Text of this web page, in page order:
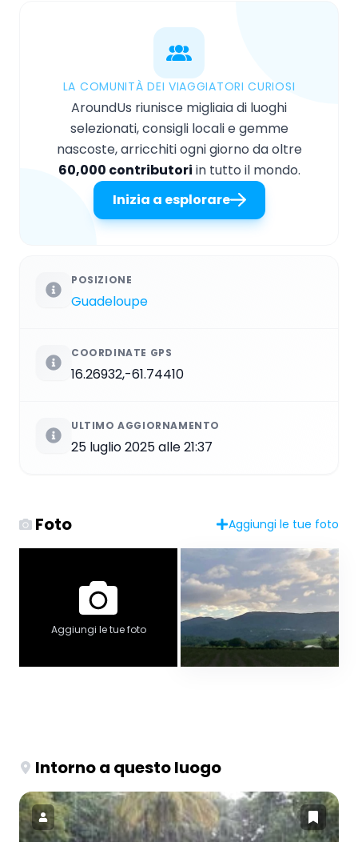
LA COMUNITÀ DEI VIAGGIATORI CURIOSI
AroundUs riunisce migliaia di luoghi
selezionati, consigli locali e gemme
nascoste, arricchiti ogni giorno da oltre
60,000 contributori in tutto il mondo.
Inizia a esplorare
POSIZIONE
Guadeloupe
COORDINATE GPS
16.26932,-61.74410
ULTIMO AGGIORNAMENTO
25 luglio 2025 alle 21:37
Foto Aggiungi le tue foto
Aggiungi le tue foto
Intorno a questo luogo